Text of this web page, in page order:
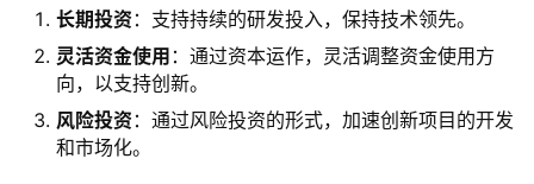
长期投资：支持持续的研发投入，保持技术领先。
灵活资金使用 ：通过资本运作，灵活调整资金使用方
向，以支持创新。
风险投资：通过风险投资的形式，加速创新项目的开发
和市场化。